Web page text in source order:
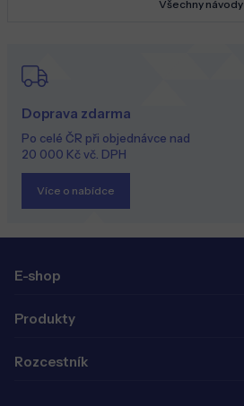
Doprava zdarma
Po celé ČR při objednávce nad
20 000 Kč vč. DPH
Více o nabídce
Všechny návody
E-shop
Produkty
Rozcestník